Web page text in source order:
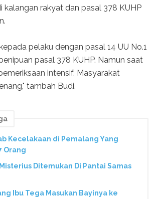
kalangan rakyat dan pasal 378 KUHP
pelaku dengan pasal 14 UU No.1
pasal 378 KUHP. Namun saat
intensif. Masyarakat
tambah Budi.
Kecelakaan di Pemalang Yang
Orang
Ditemukan Di Pantai Samas
Ibu Tega Masukan Bayinya ke